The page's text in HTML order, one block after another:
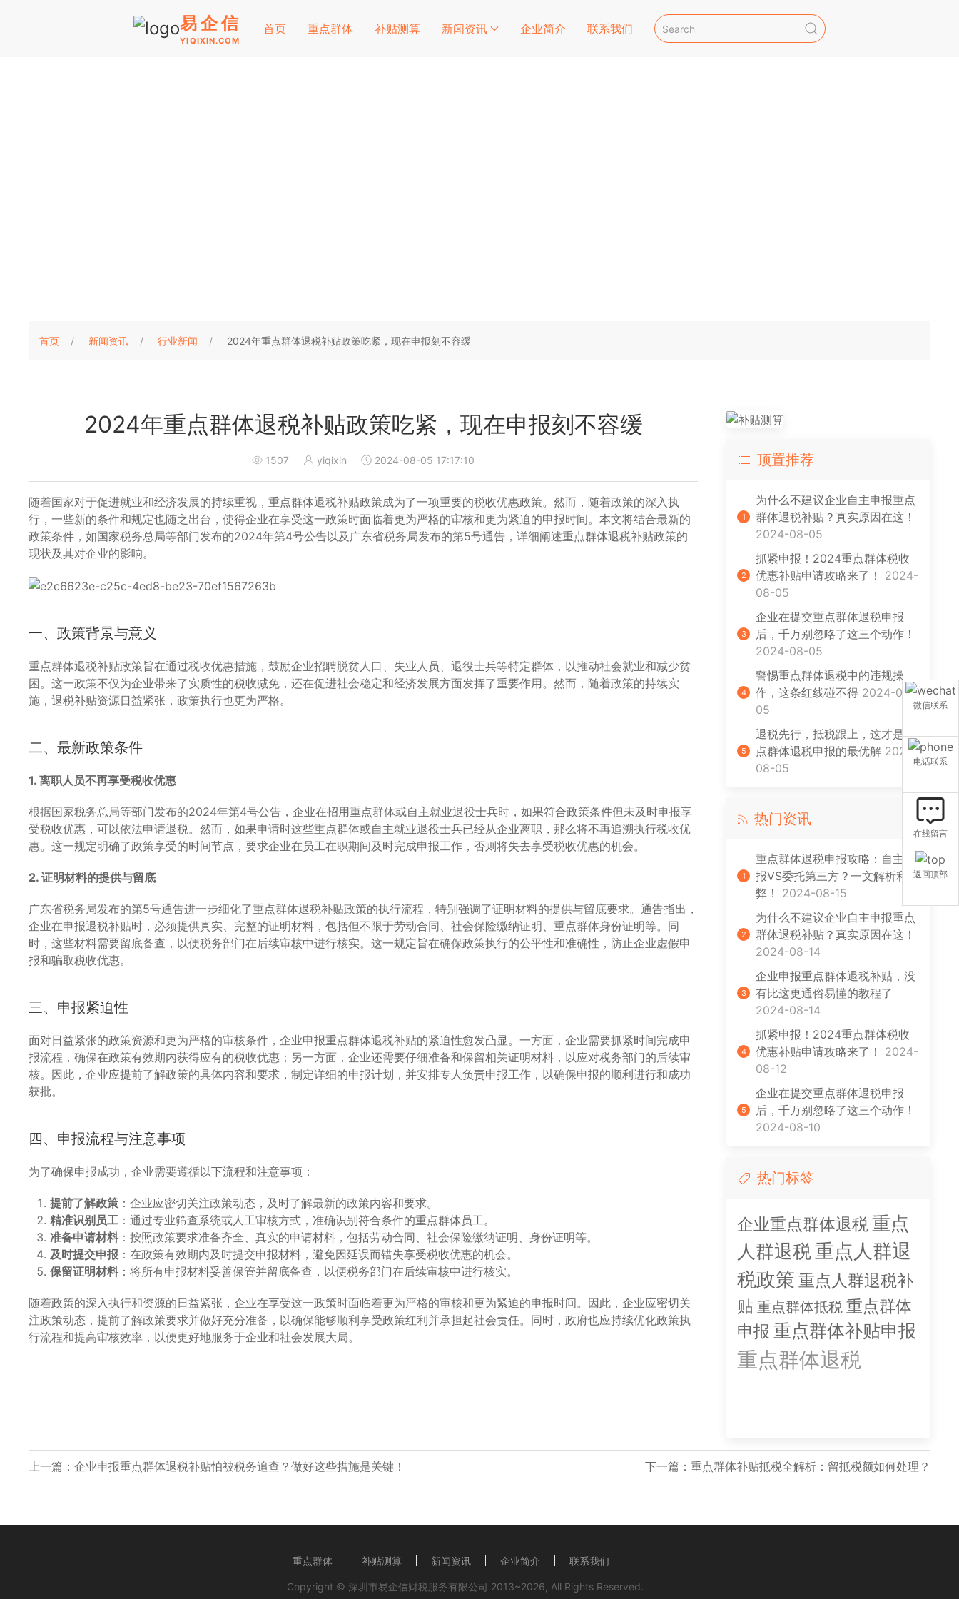
易企信
YIQIXIN.COM
首页 重点群体 补贴测算 新闻资讯 企业简介 联系我们
首页 新闻资讯 行业新闻 2024年重点群体退税补贴政策吃紧，现在申报刻不容缓
2024年重点群体退税补贴政策吃紧，现在申报刻不容缓
1507 yiqixin 2024-08-05 17:17:10
随着国家对于促进就业和经济发展的持续重视，重点群体退税补贴政策成为了一项重要的税收优惠政策。然而，随着政策的深入执
行，一些新的条件和规定也随之出台，使得企业在享受这一政策时面临着更为严格的审核和更为紧迫的申报时间。本文将结合最新的
政策条件，如国家税务总局等部门发布的2024年第4号公告以及广东省税务局发布的第5号通告，详细阐述重点群体退税补贴政策的
现状及其对企业的影响。
一、政策背景与意义
重点群体退税补贴政策旨在通过税收优惠措施，鼓励企业招聘脱贫人口、失业人员、退役士兵等特定群体，以推动社会就业和减少贫
困。这一政策不仅为企业带来了实质性的税收减免，还在促进社会稳定和经济发展方面发挥了重要作用。然而，随着政策的持续实
施，退税补贴资源日益紧张，政策执行也更为严格。
二、最新政策条件
1. 离职人员不再享受税收优惠
根据国家税务总局等部门发布的2024年第4号公告，企业在招用重点群体或自主就业退役士兵时，如果符合政策条件但未及时申报享
受税收优惠，可以依法申请退税。然而，如果申请时这些重点群体或自主就业退役士兵已经从企业离职，那么将不再追溯执行税收优
惠。这一规定明确了政策享受的时间节点，要求企业在员工在职期间及时完成申报工作，否则将失去享受税收优惠的机会。
2. 证明材料的提供与留底
广东省税务局发布的第5号通告进一步细化了重点群体退税补贴政策的执行流程，特别强调了证明材料的提供与留底要求。通告指出，
企业在申报退税补贴时，必须提供真实、完整的证明材料，包括但不限于劳动合同、社会保险缴纳证明、重点群体身份证明等。同
时，这些材料需要留底备查，以便税务部门在后续审核中进行核实。这一规定旨在确保政策执行的公平性和准确性，防止企业虚假申
报和骗取税收优惠。
三、申报紧迫性
面对日益紧张的政策资源和更为严格的审核条件，企业申报重点群体退税补贴的紧迫性愈发凸显。一方面，企业需要抓紧时间完成申
报流程，确保在政策有效期内获得应有的税收优惠；另一方面，企业还需要仔细准备和保留相关证明材料，以应对税务部门的后续审
核。因此，企业应提前了解政策的具体内容和要求，制定详细的申报计划，并安排专人负责申报工作，以确保申报的顺利进行和成功
获批。
四、申报流程与注意事项
为了确保申报成功，企业需要遵循以下流程和注意事项：
提前了解政策 ：企业应密切关注政策动态，及时了解最新的政策内容和要求。
精准识别员工 ：通过专业筛查系统或人工审核方式，准确识别符合条件的重点群体员工。
准备申请材料 ：按照政策要求准备齐全、真实的申请材料，包括劳动合同、社会保险缴纳证明、身份证明等。
及时提交申报 ：在政策有效期内及时提交申报材料，避免因延误而错失享受税收优惠的机会。
保留证明材料 ：将所有申报材料妥善保管并留底备查，以便税务部门在后续审核中进行核实。
随着政策的深入执行和资源的日益紧张，企业在享受这一政策时面临着更为严格的审核和更为紧迫的申报时间。因此，企业应密切关
注政策动态，提前了解政策要求并做好充分准备，以确保能够顺利享受政策红利并承担起社会责任。同时，政府也应持续优化政策执
行流程和提高审核效率，以便更好地服务于企业和社会发展大局。
顶置推荐
1
为什么不建议企业自主申报重点
群体退税补贴？真实原因在这！
2024-08-05
2
抓紧申报！2024重点群体税收
优惠补贴申请攻略来了！ 2024-
08-05
3
企业在提交重点群体退税申报
后，千万别忽略了这三个动作！
2024-08-05
4
警惕重点群体退税中的违规操
作，这条红线碰不得 2024-08-
05
5
退税先行，抵税跟上，这才是重
点群体退税申报的最优解 2024-
08-05
热门资讯
1
重点群体退税申报攻略：自主申
报VS委托第三方？一文解析利
弊！ 2024-08-15
2
为什么不建议企业自主申报重点
群体退税补贴？真实原因在这！
2024-08-14
3
企业申报重点群体退税补贴，没
有比这更通俗易懂的教程了
2024-08-14
4
抓紧申报！2024重点群体税收
优惠补贴申请攻略来了！ 2024-
08-12
5
企业在提交重点群体退税申报
后，千万别忽略了这三个动作！
2024-08-10
热门标签
企业重点群体退税重点
人群退税重点人群退
税政策 重点人群退税补
贴 重点群体抵税 重点群体
申报 重点群体补贴申报
重点群体退税
上一篇： 企业申报重点群体退税补贴怕被税务追查？做好这些措施是关键！ 下一篇： 重点群体补贴抵税全解析：留抵税额如何处理？
微信联系
电话联系
在线留言
返回顶部
重点群体 补贴测算 新闻资讯 企业简介 联系我们
Copyright © 深圳市易企信财税服务有限公司 2013~2026, All Rights Reserved.